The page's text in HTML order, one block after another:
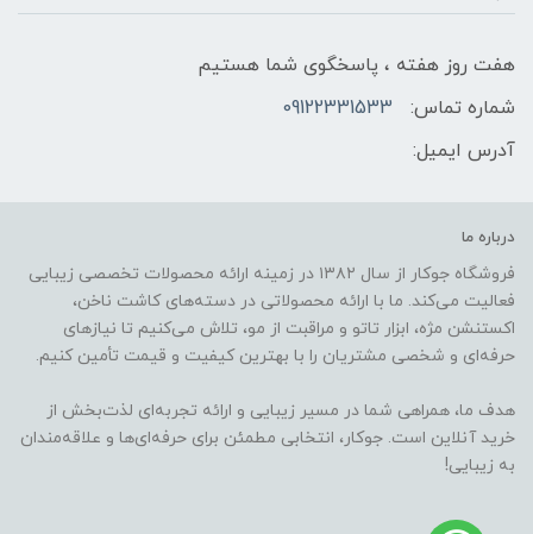
هفت روز هفته ، پاسخگوی شما هستیم
شماره تماس:
09122331533
آدرس ایمیل:
درباره ما
فروشگاه جوکار از سال ۱۳۸۲ در زمینه ارائه محصولات تخصصی زیبایی
فعالیت می‌کند. ما با ارائه محصولاتی در دسته‌های کاشت ناخن،
اکستنشن مژه، ابزار تاتو و مراقبت از مو، تلاش می‌کنیم تا نیازهای
حرفه‌ای و شخصی مشتریان را با بهترین کیفیت و قیمت تأمین کنیم.
هدف ما، همراهی شما در مسیر زیبایی و ارائه تجربه‌ای لذت‌بخش از
خرید آنلاین است. جوکار، انتخابی مطمئن برای حرفه‌ای‌ها و علاقه‌مندان
به زیبایی!